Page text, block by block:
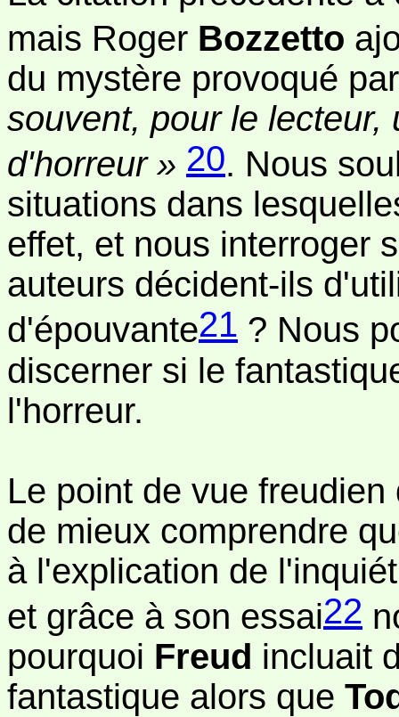
mais Roger Bozzetto
du mystère provoqué
souvent, pour le lecteur,
d'horreur » 20. Nous
situations dans
effet, et nous interroger
auteurs décident-ils
d'épouvante21 ? Nous
discerner si le
l'horreur.
Le point de vue
de mieux comprendre
à l'explication de
et grâce à son essai22
pourquoi Freud incluait
fantastique alors que